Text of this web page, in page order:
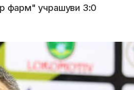
фарм" учрашуви 3:0